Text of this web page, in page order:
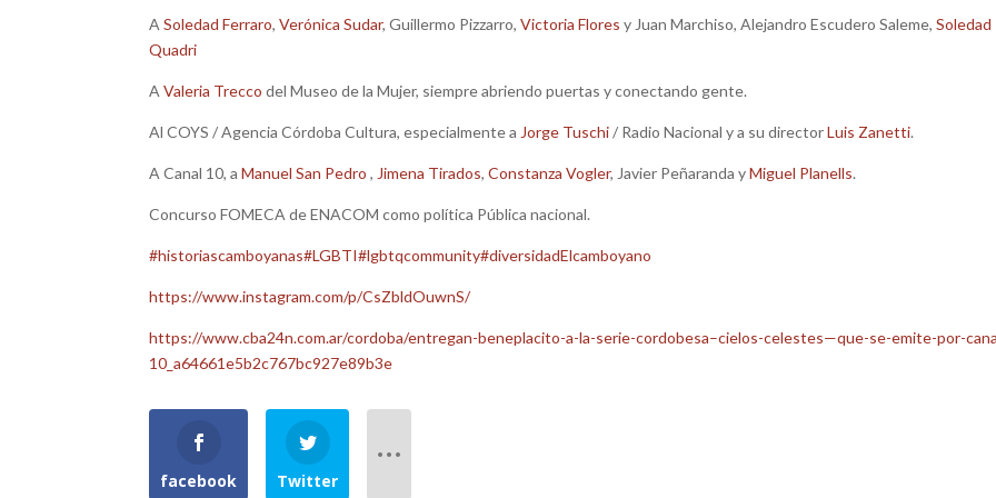
ASoledad Ferraro,Verónica Sudar, Guillermo Pizzarro,Victoria Flores y Juan Marchiso, Alejandro Escudero Saleme,Soledad
Quadri
AValeria Trecco del Museo de la Mujer, siempre abriendo puertas y conectando gente.
Al COYS / Agencia Córdoba Cultura, especialmente a Jorge Tuschi/ Radio Nacional y a su directorLuis Zanetti.
A Canal 10, aManuel San Pedro , Jimena Tirados,Constanza Vogler, Javier Peñaranda yMiguel Planells.
Concurso FOMECA de ENACOM como política Pública nacional.
#historiascamboyanas#LGBTI#lgbtqcommunity#diversidadElcamboyano
https://www.instagram.com/p/CsZbldOuwnS/
https://www.cba24n.com.ar/cordoba/entregan-beneplacito-a-la-serie-cordobesa–cielos-celestes—que-se-emite-por-
10_a64661e5b2c767bc927e89b3e
facebook Twitter